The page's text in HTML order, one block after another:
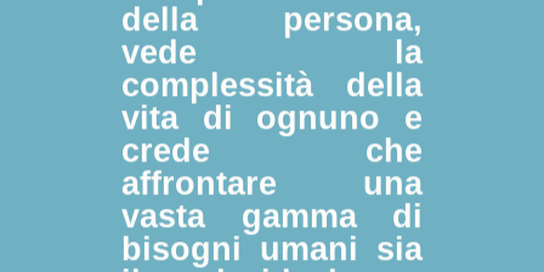
della persona,
vede la
complessità della
vita di ognuno e
crede che
affrontare una
vasta gamma di
bisogni umani sia